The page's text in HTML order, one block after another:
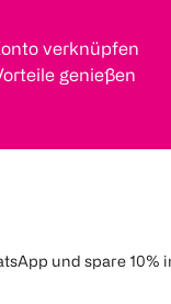
verknüpfen
genießen
und spare 10%